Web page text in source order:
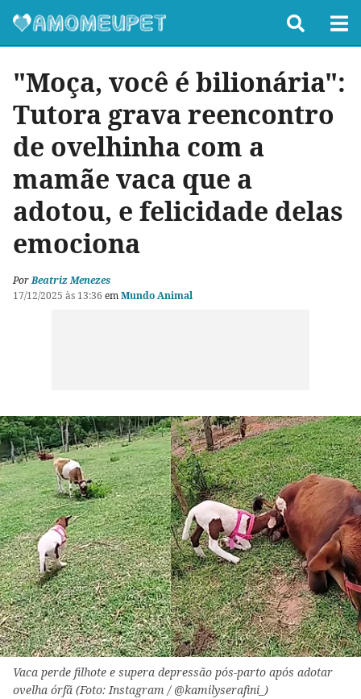
"Moça, você é bilionária":
Tutora grava reencontro
de ovelhinha com a
mamãe vaca que a
adotou, e felicidade delas
emociona
PorBeatriz Menezes
17/12/2025 às 13:36 emMundo Animal
Vaca perde filhote e supera depressão pós-parto após adotar
ovelha órfã (Foto: Instagram / @kamilyserafini_)